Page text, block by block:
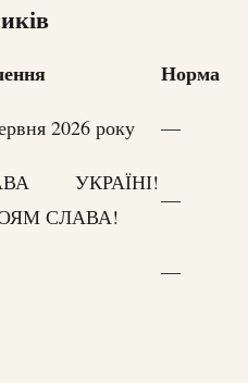
Норма
2026 року —
УКРАЇНІ!
СЛАВА!
—
—